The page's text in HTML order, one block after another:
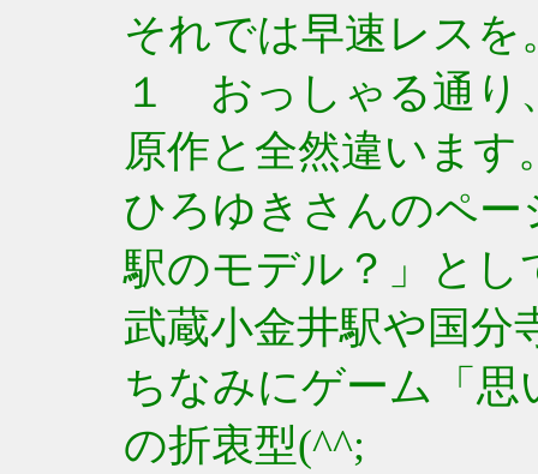
それでは早速レスを
１ おっしゃる通り
原作と全然違います
ひろゆきさんのペー
駅のモデル？」とし
武蔵小金井駅や国分
ちなみにゲーム「
の折衷型(^^;